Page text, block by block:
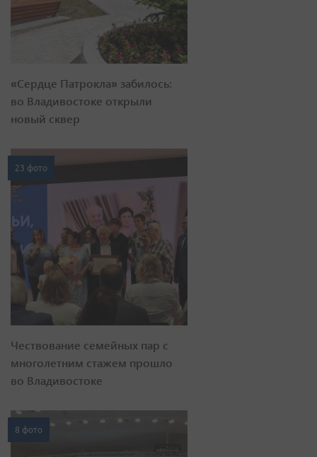
«Сердце Патрокла» забилось:
во Владивостоке открыли
новый сквер
23 фото
Чествование семейных пар с
многолетним стажем прошло
во Владивостоке
8 фото